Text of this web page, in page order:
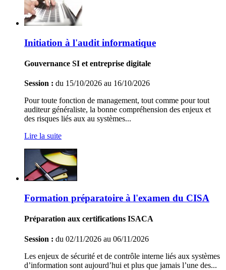
Initiation à l'audit informatique
Gouvernance SI et entreprise digitale
Session : du 15/10/2026 au 16/10/2026
Pour toute fonction de management, tout comme pour tout
auditeur généraliste, la bonne compréhension des enjeux et
des risques liés aux au systèmes...
Lire la suite
Formation préparatoire à l'examen du CISA
Préparation aux certifications ISACA
Session : du 02/11/2026 au 06/11/2026
Les enjeux de sécurité et de contrôle interne liés aux systèmes
d’information sont aujourd’hui et plus que jamais l’une des...